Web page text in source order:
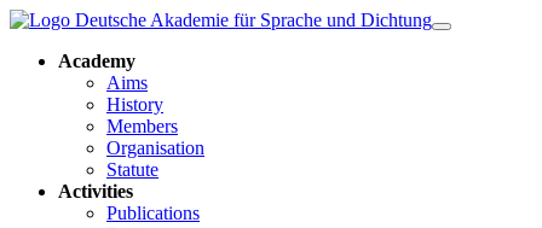
Academy
Aims
History
Members
Organisation
Statute
Activities
Publications